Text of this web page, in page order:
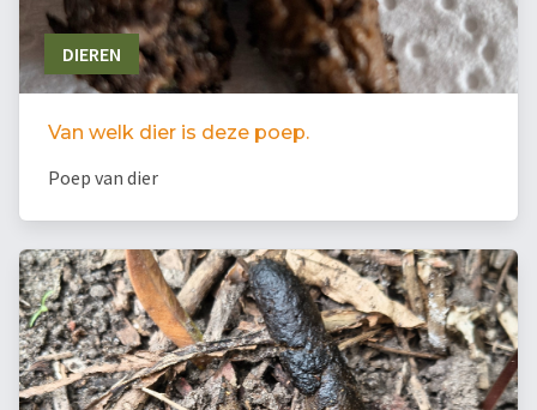
DIEREN
Van welk dier is deze poep.
Poep van dier